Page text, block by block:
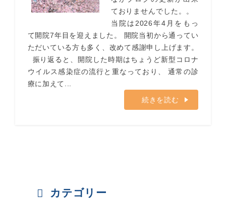
ておりませんでした。。
当院は2026年4月をもっ
て開院7年目を迎えました。 開院当初から通ってい
ただいている方も多く、改めて感謝申し上げます。
振り返ると、開院した時期はちょうど新型コロナ
ウイルス感染症の流行と重なっており、 通常の診
療に加えて...
続きを読む
カテゴリー